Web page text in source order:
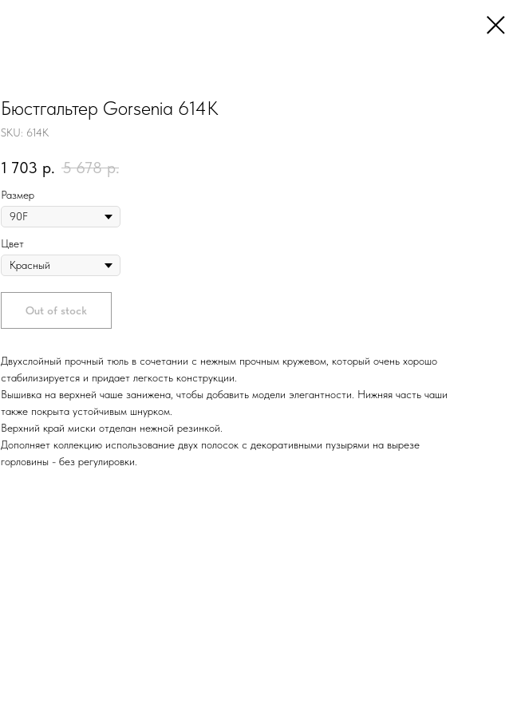
Бюстгальтер Gorsenia 614K
SKU: 614K
1 703 р. 5 678 р.
Размер
Цвет
Out of stock
Двухслойный прочный тюль в сочетании с нежным прочным кружевом, который очень хорошо
стабилизируется и придает легкость конструкции.
Вышивка на верхней чаше занижена, чтобы добавить модели элегантности. Нижняя часть чаши
также покрыта устойчивым шнурком.
Верхний край миски отделан нежной резинкой.
Дополняет коллекцию использование двух полосок с декоративными пузырями на вырезе
горловины - без регулировки.